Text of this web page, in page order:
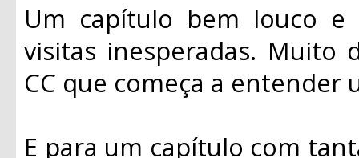
Um capítulo bem louco
visitas inesperadas. Muito
CC que começa a entender
E para um capítulo com